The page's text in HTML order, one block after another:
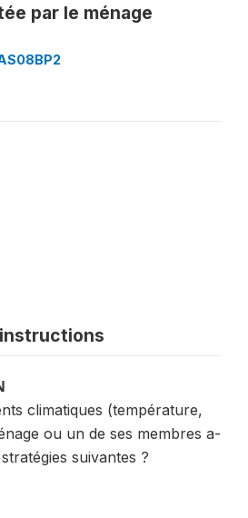
par le ménage
climatiques (température,
ou un de ses membres a-
suivantes ?